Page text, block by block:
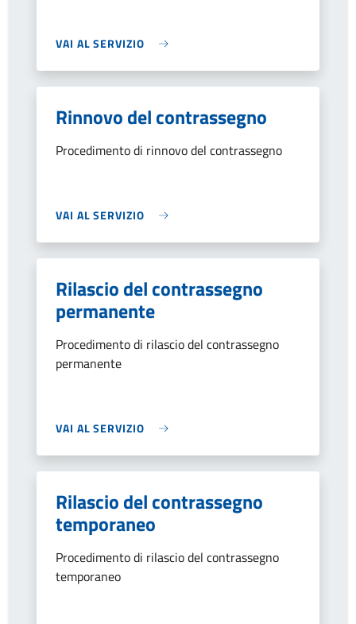
VAI AL SERVIZIO
Rinnovo del contrassegno
Procedimento di rinnovo del contrassegno
VAI AL SERVIZIO
Rilascio del contrassegno
permanente
Procedimento di rilascio del contrassegno
permanente
VAI AL SERVIZIO
Rilascio del contrassegno
temporaneo
Procedimento di rilascio del contrassegno
temporaneo